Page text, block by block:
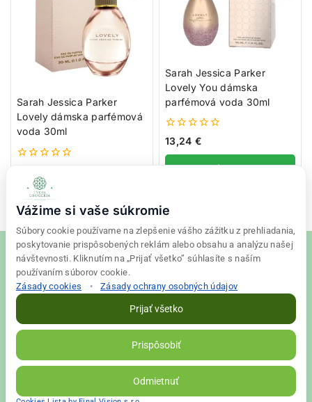
Sarah Jessica Parker
Lovely dámska parfémová
voda 30ml
Pridať do košíka
Sarah Jessica Parker
Lovely You dámska
parfémová voda 30ml
0
5
13,24 €
Pridať do košíka
Zásady ochrany osobných údajov|
VALLS s. r. o. | IČO: 56698526 | DIČ: 2122398663
Vážime si vaše súkromie
Súbory cookie používame na zlepšenie vášho zážitku z prehliadania,
poskytovanie prispôsobených reklám alebo obsahu a analýzu našej
návštevnosti. Kliknutím na „Prijať všetko” súhlasíte s naším
používaním súborov cookie.
Zásady cookies
• Zásady ochrany osobných údajov
Prispôsobiť
Odmietnuť
Prijať všetko